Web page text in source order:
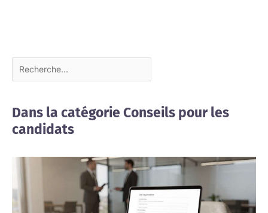
Dans la catégorie Conseils pour les
candidats